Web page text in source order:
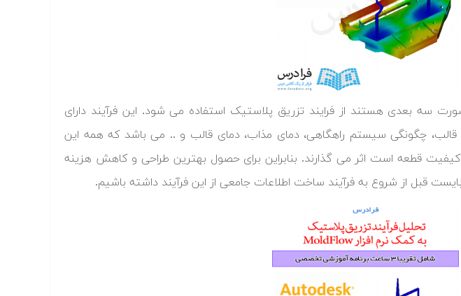
سه بعدی هستند از فرایند تزریق پلاستیک استفاده می شود. این فرآیند دارای
قالب، چگونگی سیستم راهگاهی، دمای مذاب، دمای قالب و .. می باشد که همه این
کیفیت قطعه است اثر می گذارند. بنابراین برای حصول بهترین طراحی و کاهش هزینه
قبل از شروع به فرآیند ساخت اطلاعات جامعی از این فرآیند داشته باشیم.